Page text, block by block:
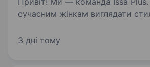
сучасним жінкам виглядати
створює унікальні колекції, що
3 дні тому